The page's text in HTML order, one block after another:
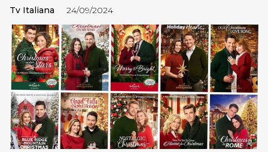
Tv Italiana 24/09/2024